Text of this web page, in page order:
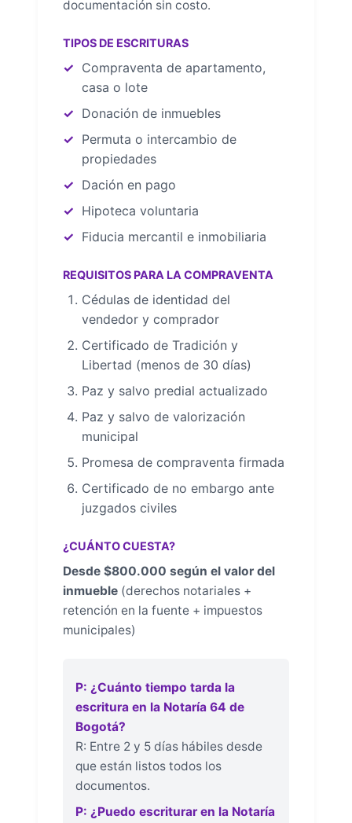
documentación sin costo.
TIPOS DE ESCRITURAS
Compraventa de apartamento,
casa o lote
Donación de inmuebles
Permuta o intercambio de
propiedades
Dación en pago
Hipoteca voluntaria
Fiducia mercantil e inmobiliaria
REQUISITOS PARA LA COMPRAVENTA
Cédulas de identidad del
vendedor y comprador
Certificado de Tradición y
Libertad (menos de 30 días)
Paz y salvo predial actualizado
Paz y salvo de valorización
municipal
Promesa de compraventa firmada
Certificado de no embargo ante
juzgados civiles
¿CUÁNTO CUESTA?
Desde $800.000 según el valor del
inmueble (derechos notariales +
retención en la fuente + impuestos
municipales)
P: ¿Cuánto tiempo tarda la
escritura en la Notaría 64 de
Bogotá?
R: Entre 2 y 5 días hábiles desde
que están listos todos los
documentos.
P: ¿Puedo escriturar en la Notaría